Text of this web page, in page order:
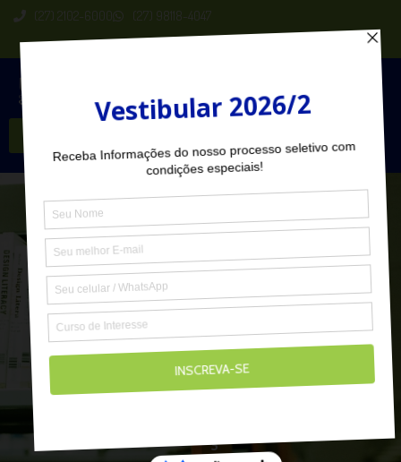
(27) 2102-6000 (27) 98118-4047